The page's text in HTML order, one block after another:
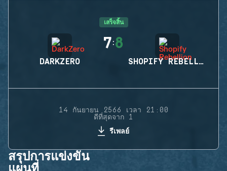
เสร็จสิ้น
DARKZERO
7:8
SHOPIFY REBELLION
14 กันยายน 2566 เวลา 21:00
ดีที่สุดจาก 1
รีเพลย์
สรุปการแข่งขัน
แผนที่